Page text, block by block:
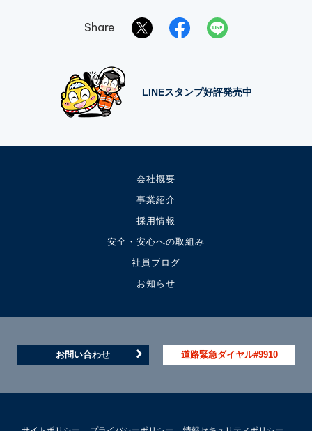
Share
LINEスタンプ好評発売中
会社概要
事業紹介
採用情報
安全・安心への取組み
社員ブログ
お知らせ
お問い合わせ 道路緊急ダイヤル#9910